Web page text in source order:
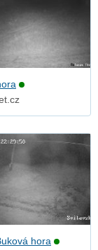
hora